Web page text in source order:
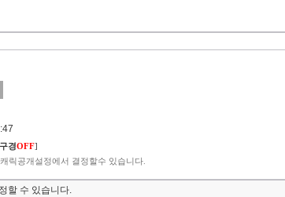
경OFF]
릭공개설정에서 결정할수 있습니다.
할 수 있습니다.